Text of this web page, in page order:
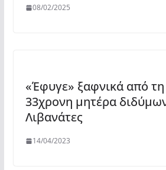
08/02/2025
«Έφυγε» ξαφνικά από
33χρονη μητέρα
Λιβανάτες
14/04/2023